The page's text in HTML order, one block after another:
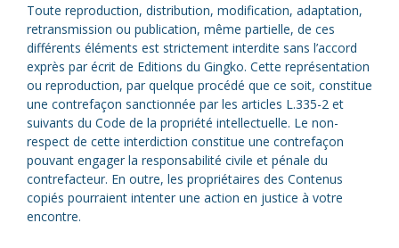
Toute reproduction, distribution, modification, adaptation,
retransmission ou publication, même partielle, de ces
différents éléments est strictement interdite sans l’accord
exprès par écrit de Editions du Gingko. Cette représentation
ou reproduction, par quelque procédé que ce soit, constitue
une contrefaçon sanctionnée par les articles L.335-2 et
suivants du Code de la propriété intellectuelle. Le non-
respect de cette interdiction constitue une contrefaçon
pouvant engager la responsabilité civile et pénale du
contrefacteur. En outre, les propriétaires des Contenus
copiés pourraient intenter une action en justice à votre
encontre.